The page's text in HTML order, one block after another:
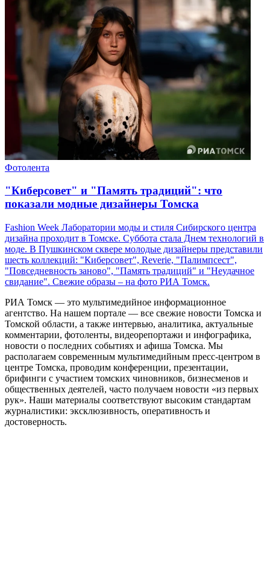
Фотолента
"Киберсовет" и "Память традиций": что
показали модные дизайнеры Томска
Fashion Week Лаборатории моды и стиля Сибирского центра
дизайна проходит в Томске. Суббота стала Днем технологий в
моде. В Пушкинском сквере молодые дизайнеры представили
шесть коллекций: "Киберсовет", Reverie, "Палимпсест",
"Повседневность заново", "Память традиций" и "Неудачное
свидание". Свежие образы – на фото РИА Томск.
РИА Томск — это мультимедийное информационное
агентство. На нашем портале — все свежие новости Томска и
Томской области, а также интервью, аналитика, актуальные
комментарии, фотоленты, видеорепортажи и инфографика,
новости о последних событиях и афиша Томска. Мы
располагаем современным мультимедийным пресс-центром в
центре Томска, проводим конференции, презентации,
брифинги с участием томских чиновников, бизнесменов и
общественных деятелей, часто получаем новости «из первых
рук». Наши материалы соответствуют высоким стандартам
журналистики: эксклюзивность, оперативность и
достоверность.